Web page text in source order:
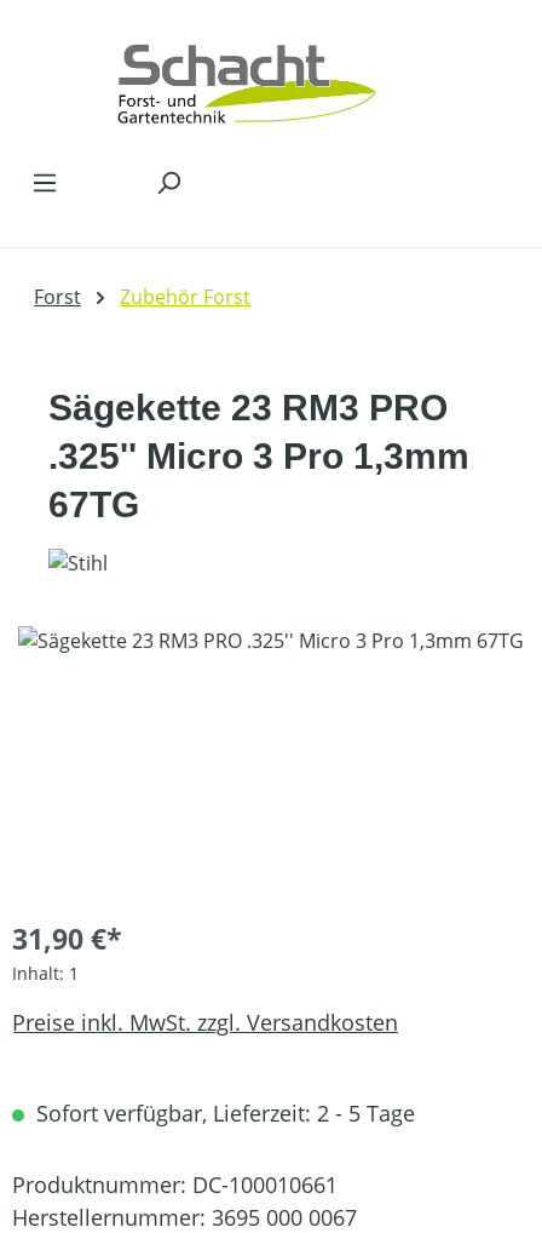
Forst Zubehör Forst
Sägekette 23 RM3 PRO
.325'' Micro 3 Pro 1,3mm
67TG
Bildergalerie überspringen
31,90 €*
Inhalt: 1
Preise inkl. MwSt. zzgl. Versandkosten
Sofort verfügbar, Lieferzeit: 2 - 5 Tage
Produktnummer: DC-100010661
Herstellernummer: 3695 000 0067